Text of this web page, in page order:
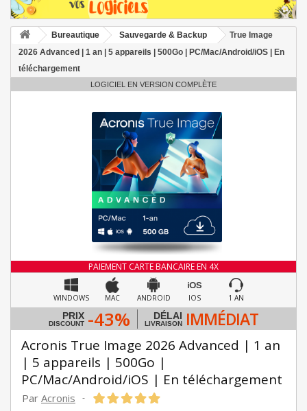
Bureautique Sauvegarde & Backup
True Image
2026 Advanced | 1 an | 5 appareils | 500Go | PC/Mac/Android/iOS | En
téléchargement
LOGICIEL EN VERSION COMPLÈTE
PAIEMENT CARTE BANCAIRE EN 4X
WINDOWS MAC ANDROID IOS 1 AN
PRIX
DISCOUNT -43% DÉLAI
LIVRAISON IMMÉDIAT
Acronis True Image 2026 Advanced | 1 an
| 5 appareils | 500Go |
PC/Mac/Android/iOS | En téléchargement
Par Acronis -